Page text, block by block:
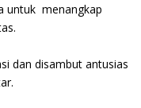
untuk menangkap
dan disambut antusias